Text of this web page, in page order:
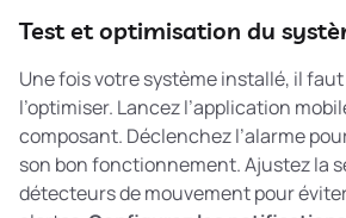
Test et optimisation du
Une fois votre système installé, il
l’optimiser. Lancez l’application
composant. Déclenchez l’alarme
son bon fonctionnement. Ajustez la
détecteurs de mouvement pour